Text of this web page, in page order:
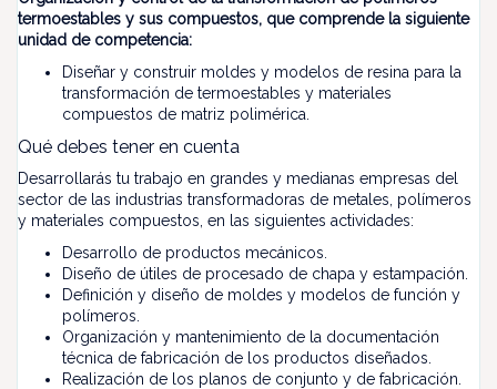
termoestables y sus compuestos, que comprende la siguiente
unidad de competencia:
Diseñar y construir moldes y modelos de resina para la
transformación de termoestables y materiales
compuestos de matriz polimérica.
Qué debes tener en cuenta
Desarrollarás tu trabajo en grandes y medianas empresas del
sector de las industrias transformadoras de metales, polímeros
y materiales compuestos, en las siguientes actividades:
Desarrollo de productos mecánicos.
Diseño de útiles de procesado de chapa y estampación.
Definición y diseño de moldes y modelos de función y
polímeros.
Organización y mantenimiento de la documentación
técnica de fabricación de los productos diseñados.
Realización de los planos de conjunto y de fabricación.